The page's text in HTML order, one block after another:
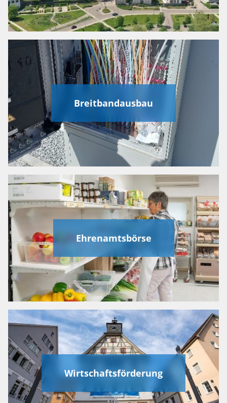
Breitbandausbau
Ehrenamtsbörse
Wirtschaftsförderung